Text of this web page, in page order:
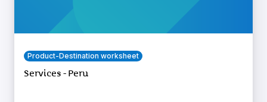
Product-Destination worksheet
Services - Peru